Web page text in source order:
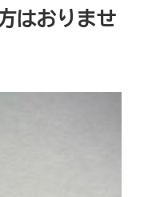
はおりませ